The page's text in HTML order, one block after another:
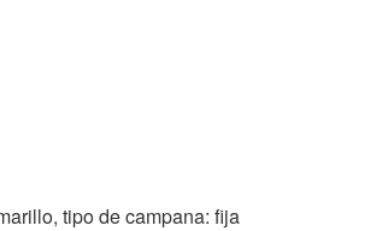
tipo de campana: fija